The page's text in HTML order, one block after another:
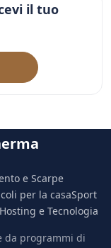
il tuo
e Scarpe
per la casaSport
Hosting e Tecnologia
da programmi di